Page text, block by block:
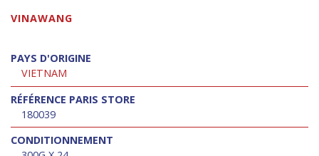
VINAWANG
PAYS D'ORIGINE
VIETNAM
RÉFÉRENCE PARIS STORE
180039
CONDITIONNEMENT